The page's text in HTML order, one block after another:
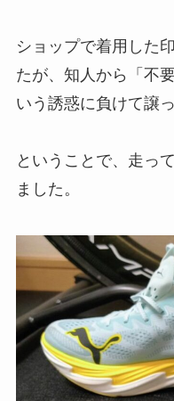
ショップで着用した
たが、知人から「不
いう誘惑に負けて譲
ということで、走っ
ました。